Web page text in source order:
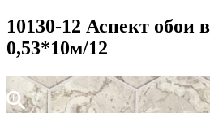
10130-12 Аспект обои
0,53*10м/12